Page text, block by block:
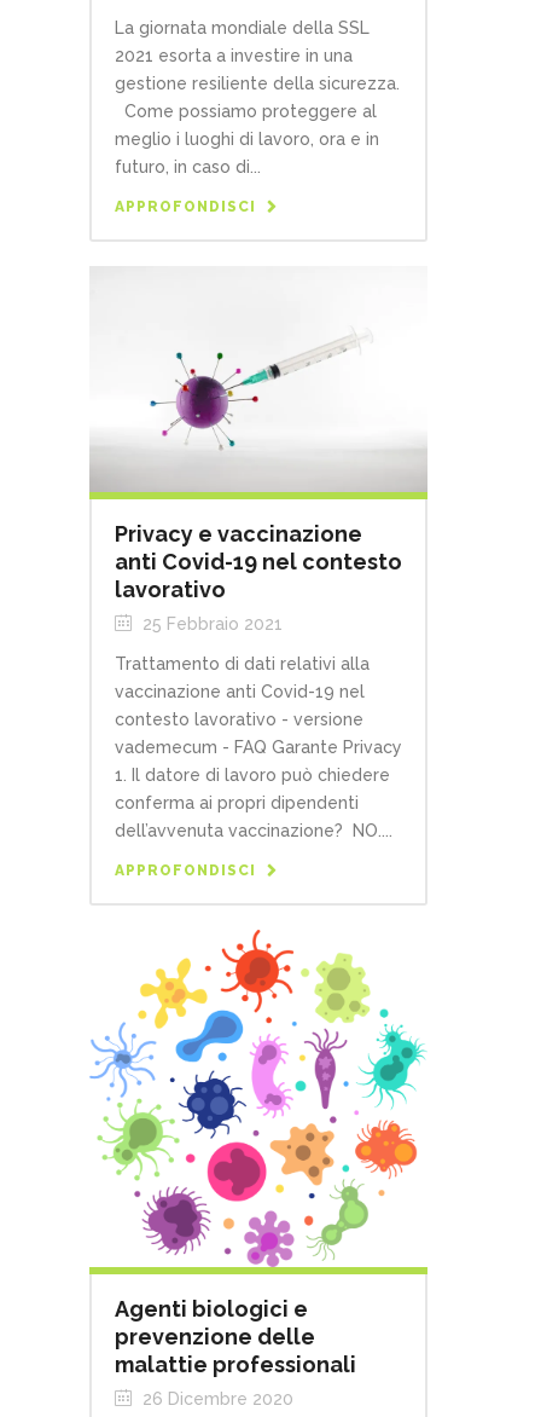
La giornata mondiale della SSL
2021 esorta a investire in una
gestione resiliente della sicurezza.
Come possiamo proteggere al
meglio i luoghi di lavoro, ora e in
futuro, in caso di...
APPROFONDISCI
Privacy e vaccinazione
anti Covid-19 nel contesto
lavorativo
25 Febbraio 2021
Trattamento di dati relativi alla
vaccinazione anti Covid-19 nel
contesto lavorativo - versione
vademecum - FAQ Garante Privacy
1. Il datore di lavoro può chiedere
conferma ai propri dipendenti
dell’avvenuta vaccinazione? NO....
APPROFONDISCI
Agenti biologici e
prevenzione delle
malattie professionali
26 Dicembre 2020